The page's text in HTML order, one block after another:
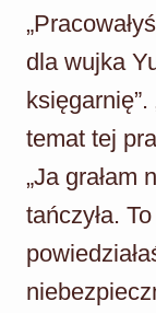
dla wujka
temat tej
„Ja grałam
tańczyła.